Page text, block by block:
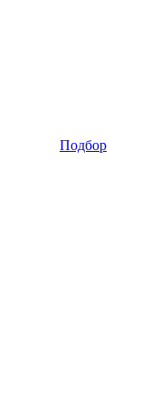
Подбор